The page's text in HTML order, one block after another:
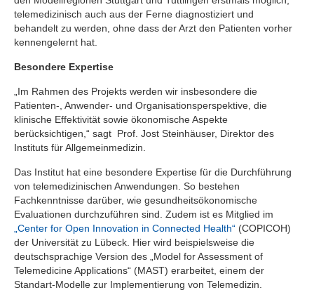
telemedizinisch auch aus der Ferne diagnostiziert und
behandelt zu werden, ohne dass der Arzt den Patienten vorher
kennengelernt hat.
Besondere Expertise
„Im Rahmen des Projekts werden wir insbesondere die
Patienten-, Anwender- und Organisationsperspektive, die
klinische Effektivität sowie ökonomische Aspekte
berücksichtigen,“ sagt Prof. Jost Steinhäuser, Direktor des
Instituts für Allgemeinmedizin.
Das Institut hat eine besondere Expertise für die Durchführung
von telemedizinischen Anwendungen. So bestehen
Fachkenntnisse darüber, wie gesundheitsökonomische
Evaluationen durchzuführen sind. Zudem ist es Mitglied im
„Center for Open Innovation in Connected Health“ (COPICOH)
der Universität zu Lübeck. Hier wird beispielsweise die
deutschsprachige Version des „Model for Assessment of
Telemedicine Applications“ (MAST) erarbeitet, einem der
Standart-Modelle zur Implementierung von Telemedizin.